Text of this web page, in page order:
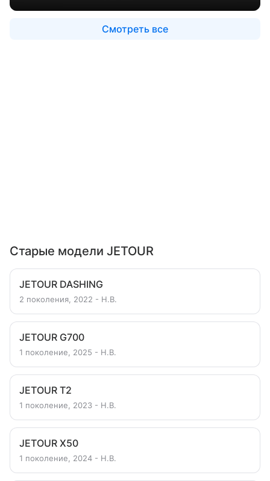
Смотреть все
Старые модели JETOUR
JETOUR DASHING
2 поколения, 2022 - Н.В.
JETOUR G700
1 поколение, 2025 - Н.В.
JETOUR T2
1 поколение, 2023 - Н.В.
JETOUR X50
1 поколение, 2024 - Н.В.